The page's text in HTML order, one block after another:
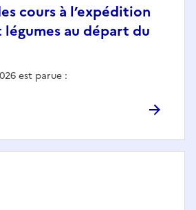
cours à l’expédition
au départ du
est parue :